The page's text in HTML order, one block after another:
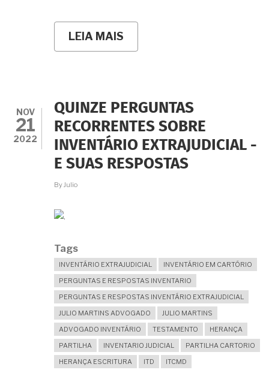
LEIA MAIS
QUERO
MEU
FILHO
MAS
NÃO
QUERO
QUE
MINHA
NOV
21
2022
QUINZE PERGUNTAS
RECORRENTES SOBRE
INVENTÁRIO EXTRAJUDICIAL -
E SUAS RESPOSTAS
ByJulio
Tags
INVENTÁRIO EXTRAJUDICIAL
INVENTÁRIO EM CARTÓRIO
PERGUNTAS E RESPOSTAS INVENTARIO
PERGUNTAS E RESPOSTAS INVENTÁRIO EXTRAJUDICIAL
JULIO MARTINS ADVOGADO
JULIO MARTINS
ADVOGADO INVENTÁRIO
TESTAMENTO
HERANÇA
PARTILHA
INVENTARIO JUDICIAL
PARTILHA CARTORIO
HERANÇA ESCRITURA
ITD ITCMD